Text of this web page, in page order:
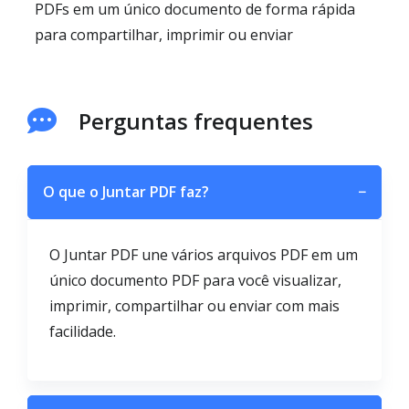
PDFs em um único documento de forma rápida
para compartilhar, imprimir ou enviar
Perguntas frequentes
O que o Juntar PDF faz? −
O Juntar PDF une vários arquivos PDF em um
único documento PDF para você visualizar,
imprimir, compartilhar ou enviar com mais
facilidade.